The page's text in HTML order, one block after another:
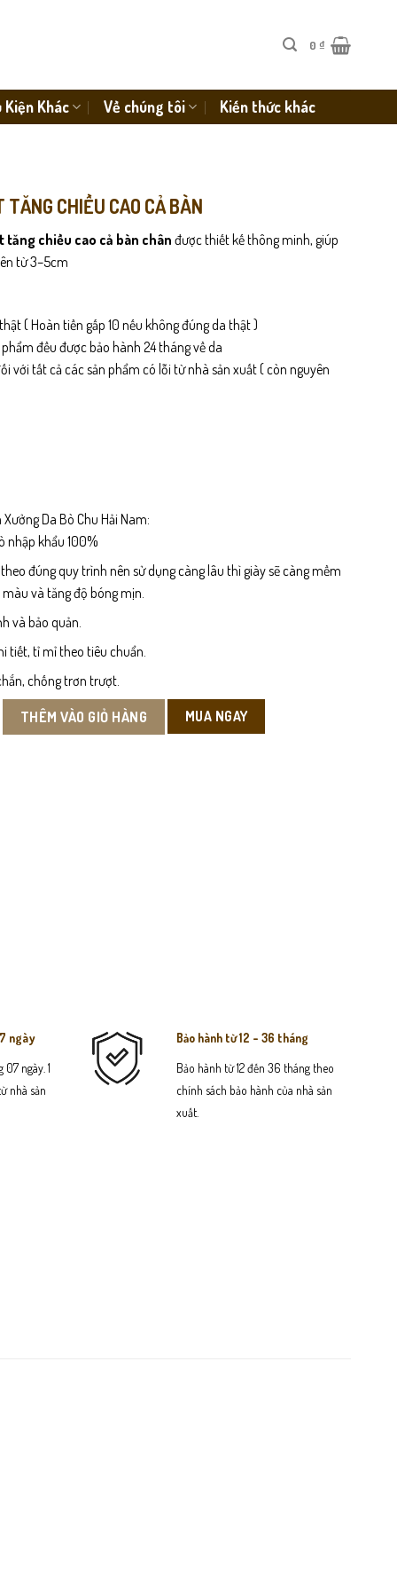
0 ₫
Kiện Khác Về chúng tôi Kiến thức khác
TĂNG CHIỀU CAO CẢ BÀN
tăng chiều cao cả bàn chân được thiết kế thông minh, giúp
từ 3–5cm
( Hoàn tiền gấp 10 nếu không đúng da thật )
đều được bảo hành 24 tháng về da
với tất cả các sản phẩm có lỗi từ nhà sản xuất ( còn nguyên
Da Bò Chu Hải Nam:
nhập khẩu 100%
đúng quy trình nên sử dụng càng lâu thì giày sẽ càng mềm
và tăng độ bóng mịn.
và bảo quản.
tiết, tỉ mỉ theo tiêu chuẩn.
chống trơn trượt.
cao cả bàn số lượng
THÊM VÀO GIỎ HÀNG MUA NGAY
ngày
ngày. 1
nhà sản
Bảo hành từ 12 - 36 tháng
Bảo hành từ 12 đến 36 tháng theo
chính sách bảo hành của nhà sản
xuất.